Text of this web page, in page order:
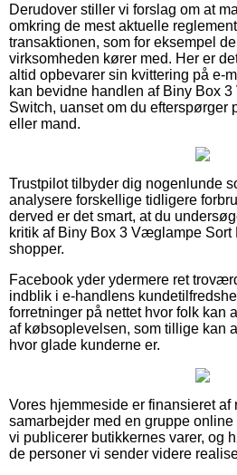
Derudover stiller vi forslag om at
omkring de mest aktuelle
transaktionen, som for eksempel
virksomheden kører med. Her er
altid opbevarer sin kvittering på e-
kan bevidne handlen af Biny Box
Switch, uanset om du efterspørger
eller mand.
Trustpilot tilbyder dig nogenlunde
analysere forskellige tidligere
derved er det smart, at du
kritik af Biny Box 3 Væglampe Sort
shopper.
Facebook yder ydermere ret
indblik i e-handlens
forretninger på nettet hvor folk kan
af købsoplevelsen, som tillige kan
hvor glade kunderne er.
Vores hjemmeside er finansieret
samarbejder med en gruppe
vi publicerer butikkernes varer, og
de personer vi sender videre